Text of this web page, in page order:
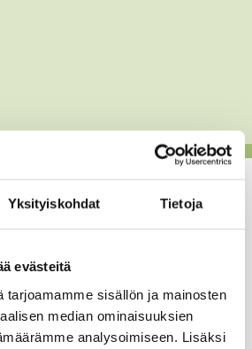
Yksityiskohdat Tietoja
evästeitä
tarjoamamme sisällön ja mainosten
median ominaisuuksien
analysoimiseen. Lisäksi
>METSÄTALOUDEN
16.6.2022